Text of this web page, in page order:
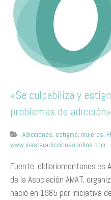
«Se culpabiliza y
problemas de adicción»
Adicciones, estigma, mujeres,
www.masteradiccionesonline.com
Fuente: eldiariomontanes.es
de la Asociación AMAT,
nació en 1985 por iniciativa